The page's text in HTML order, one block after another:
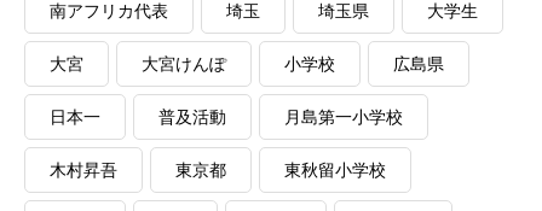
南アフリカ代表 埼玉 埼玉県 大学生
大宮 大宮けんぽ 小学校 広島県
日本一 普及活動 月島第一小学校
木村昇吾 東京都 東秋留小学校